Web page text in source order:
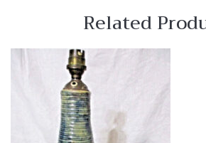
Related